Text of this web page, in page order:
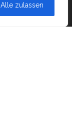
Alle zulassen